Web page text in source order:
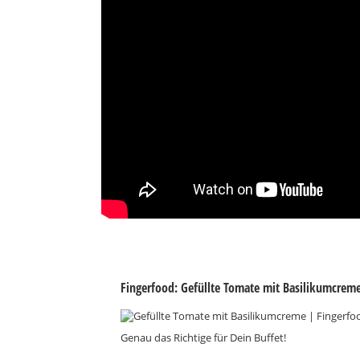
Fingerfood: Gefüllte Tomate mit
Genau das Richtige für Dein Buffet!